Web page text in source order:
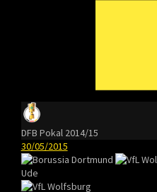
DFB Pokal 2014/15
30/05/2015
Ude